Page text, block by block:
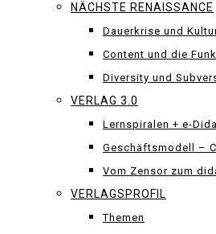
NÄCHSTE RENAISSANCE
Dauerkrise und
Content und die
Diversity und
VERLAG 3.0
Lernspiralen + e-
Geschäftsmodell –
Vom Zensor zum
VERLAGSPROFIL
Themen